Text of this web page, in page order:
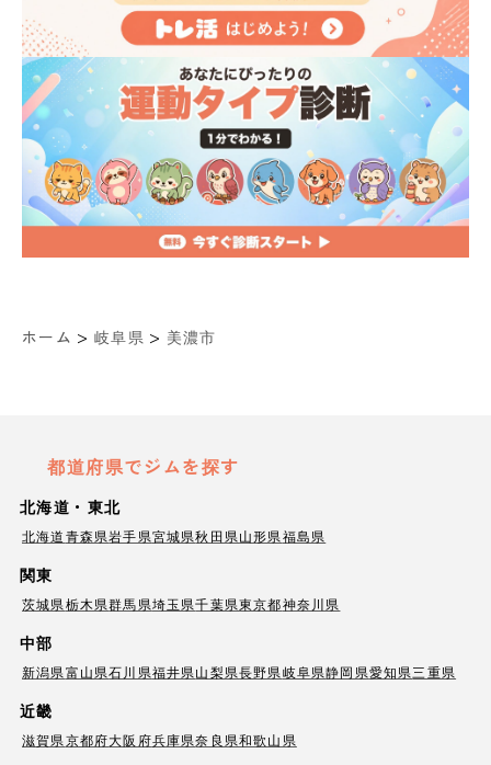
ホーム > 岐阜県 > 美濃市
都道府県でジムを探す
北海道・東北
北海道青森県岩手県宮城県秋田県山形県福島県
関東
茨城県栃木県群馬県埼玉県千葉県東京都神奈川県
中部
新潟県富山県石川県福井県山梨県長野県岐阜県静岡県愛知県三重県
近畿
滋賀県京都府大阪府兵庫県奈良県和歌山県